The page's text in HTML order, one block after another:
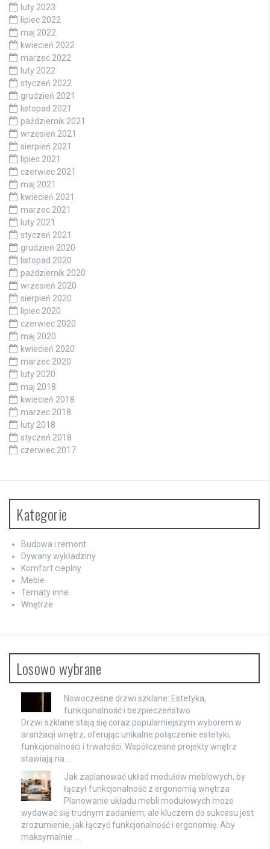
luty 2023
lipiec 2022
maj 2022
kwiecień 2022
marzec 2022
luty 2022
styczeń 2022
grudzień 2021
listopad 2021
październik 2021
wrzesień 2021
sierpień 2021
lipiec 2021
czerwiec 2021
maj 2021
kwiecień 2021
marzec 2021
luty 2021
styczeń 2021
grudzień 2020
listopad 2020
październik 2020
wrzesień 2020
sierpień 2020
lipiec 2020
czerwiec 2020
maj 2020
kwiecień 2020
marzec 2020
luty 2020
maj 2018
kwiecień 2018
marzec 2018
luty 2018
styczeń 2018
czerwiec 2017
Kategorie
Budowa i remont
Dywany wykładziny
Komfort cieplny
Meble
Tematy inne
Wnętrze
Losowo wybrane
Nowoczesne drzwi szklane: Estetyka,
funkcjonalność i bezpieczeństwo
Drzwi szklane stają się coraz popularniejszym wyborem w
aranżacji wnętrz, oferując unikalne połączenie estetyki,
funkcjonalności i trwałości. Współczesne projekty wnętrz
stawiają na …
Jak zaplanować układ modułów meblowych, by
łączył funkcjonalność z ergonomią wnętrza
Planowanie układu mebli modułowych może
wydawać się trudnym zadaniem, ale kluczem do sukcesu jest
zrozumienie, jak łączyć funkcjonalność i ergonomię. Aby
maksymalnie …